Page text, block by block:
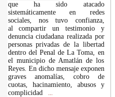
que ha sido atacado
sistemáticamente en redes
sociales, nos tuvo confianza,
al compartir un testimonio y
denuncia ciudadana realizada por
personas privadas de la libertad
dentro del Penal de La Toma, en
el municipio de Amatlán de los
Reyes. En dicho mensaje exponen
graves anomalías, cobro de
cuotas, hacinamiento, abusos y
complicidad